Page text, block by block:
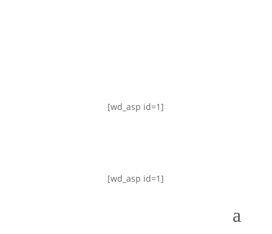
[wd_asp id=1]
[wd_asp id=1]